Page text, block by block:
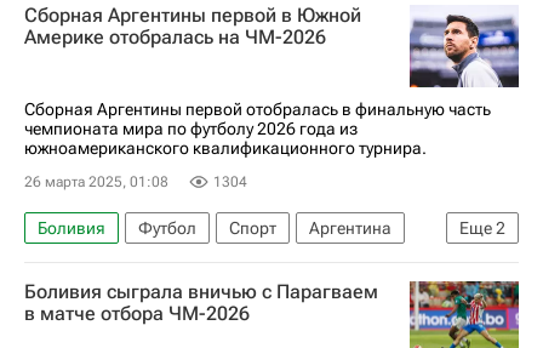
Сборная Аргентины первой в Южной
Америке отобралась на ЧМ-2026
Сборная Аргентины первой отобралась в финальную часть
чемпионата мира по футболу 2026 года из
южноамериканского квалификационного турнира.
26 марта 2025, 01:08 1304
Еще2
Боливия Футбол Спорт
Аргентина
Уругвай
ЧМ по футболу 2026
Боливия сыграла вничью с Парагваем
в матче отбора ЧМ-2026